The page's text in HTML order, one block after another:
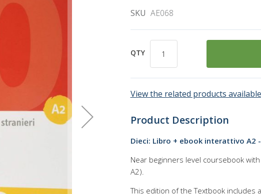
SKU AE068
QTY
View the related products available
Product Description
Dieci: Libro + ebook interattivo A2
Near beginners level coursebook
A2).
This edition of the Textbook includes